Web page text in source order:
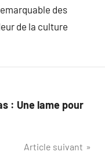
des
de la culture
: Une lame pour
Article suivant